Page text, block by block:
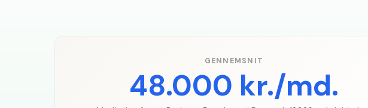
GENNEMSNIT
48.000 kr./md.